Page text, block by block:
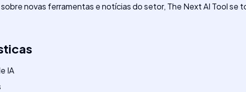
novas ferramentas e notícias do setor, The Next AI Tool se
IA